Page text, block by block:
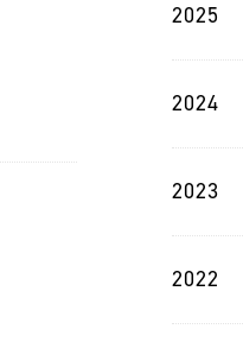
2025
2024
2023
2022